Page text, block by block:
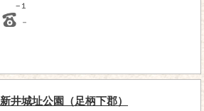
−１
－
新井城址公園（足柄下郡）